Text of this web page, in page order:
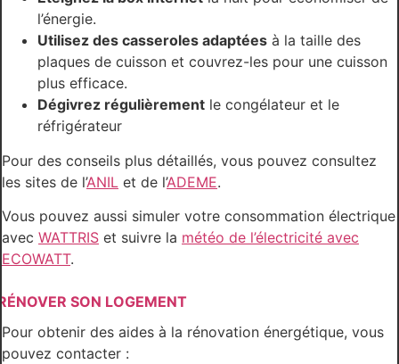
l’énergie.
Utilisez des casseroles adaptées à la taille des
plaques de cuisson et couvrez-les pour une cuisson
plus efficace.
Dégivrez régulièrement le congélateur et le
réfrigérateur
Pour des conseils plus détaillés, vous pouvez consultez
les sites de l’ANIL et de l’ADEME.
Vous pouvez aussi simuler votre consommation électrique
avec WATTRIS et suivre la météo de l’électricité avec
ECOWATT.
SON LOGEMENT
Pour obtenir des aides à la rénovation énergétique, vous
pouvez contacter :